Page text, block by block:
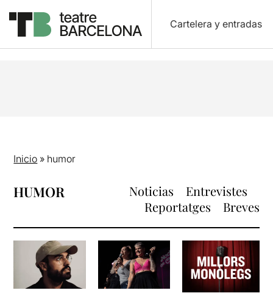
Cartelera y entradas
Inicio » humor
HUMOR Noticias
Entrevistes
Reportatges
Breves